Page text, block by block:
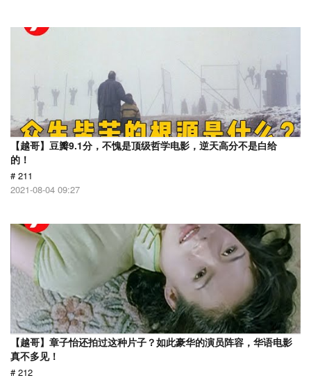
【越哥】豆瓣9.1分，不愧是顶级哲学电影，逆天高分不是白给
的！
# 211
2021-08-04 09:27
【越哥】章子怡还拍过这种片子？如此豪华的演员阵容，华语电影
真不多见！
# 212